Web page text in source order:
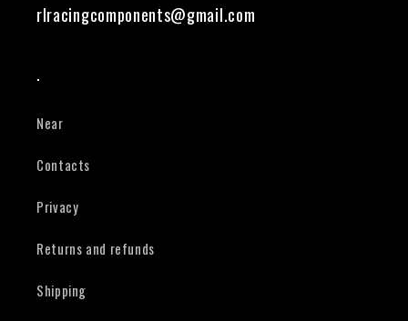
rlracingcomponents@gmail.com
.
Near
Contacts
Privacy
Returns and refunds
Shipping